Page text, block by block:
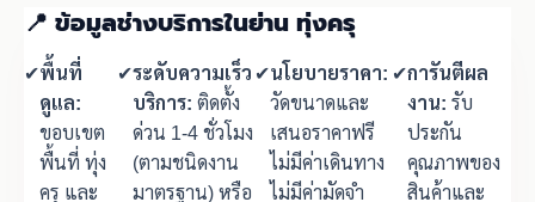
📍 ข้อมูลช่างบริการในย่าน ทุ่งครุ
✔พื้นที่
ดูแล:
ขอบเขต
พื้นที่ ทุ่ง
ครุ และ
✔ระดับความเร็ว
บริการ: ติดตั้ง
ด่วน 1-4 ชั่วโมง
(ตามชนิดงาน
มาตรฐาน) หรือ
✔นโยบายราคา:
วัดขนาดและ
เสนอราคาฟรี
ไม่มีค่าเดินทาง
ไม่มีค่ามัดจำ
✔การันตีผล
งาน: รับ
ประกัน
คุณภาพของ
สินค้าและ